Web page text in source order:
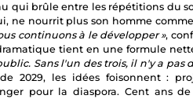
qui brûle entre les répétitions du
ne nourrit plus son homme
continuons à le développer »,
tient en une formule
Sans l'un des trois, il n'y a pas
2029, les idées foisonnent :
pour la diaspora. Cent ans